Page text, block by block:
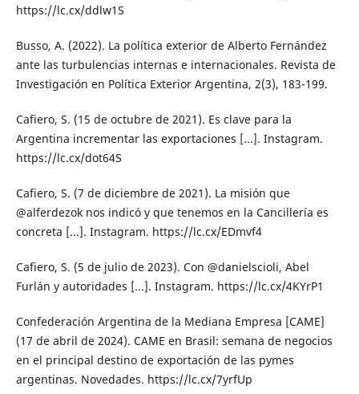
https://lc.cx/ddlw1S
Busso, A. (2022). La política exterior de Alberto Fernández
ante las turbulencias internas e internacionales. Revista de
Investigación en Política Exterior Argentina, 2(3), 183-199.
Cafiero, S. (15 de octubre de 2021). Es clave para la
Argentina incrementar las exportaciones [...]. Instagram.
https://lc.cx/dot64S
Cafiero, S. (7 de diciembre de 2021). La misión que
@alferdezok nos indicó y que tenemos en la Cancillería es
concreta [...]. Instagram. https://lc.cx/EDmvf4
Cafiero, S. (5 de julio de 2023). Con @danielscioli, Abel
Furlán y autoridades [...]. Instagram. https://lc.cx/4KYrP1
Confederación Argentina de la Mediana Empresa [CAME]
(17 de abril de 2024). CAME en Brasil: semana de negocios
en el principal destino de exportación de las pymes
argentinas. Novedades. https://lc.cx/7yrfUp